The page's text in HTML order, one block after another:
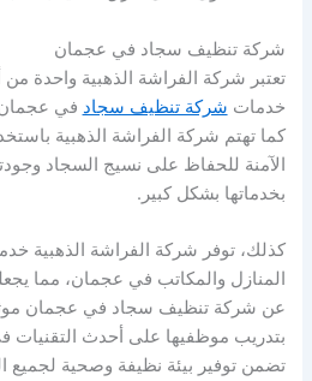
شركة تنظيف سجاد في عجمان
تعتبر شركة الفراشة الذهبية واحدة
خدمات شركة تنظيف سجاد في عجمان
كما تهتم شركة الفراشة الذهبية
الآمنة للحفاظ على نسيج السجاد
بخدماتها بشكل كبير.
كذلك، توفر شركة الفراشة الذهبية
المنازل والمكاتب في عجمان، مما
عن شركة تنظيف سجاد في عجمان
بتدريب موظفيها على أحدث التقنيات
تضمن توفير بيئة نظيفة وصحية لجميع